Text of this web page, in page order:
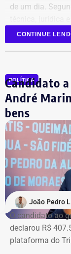
de um dia.
antes da
entrega terão
a Artesanal
CONTINUE
POLÍTICA
Candidato
André
bens
João Pedro
O candidato ao
declarou R$
plataforma do